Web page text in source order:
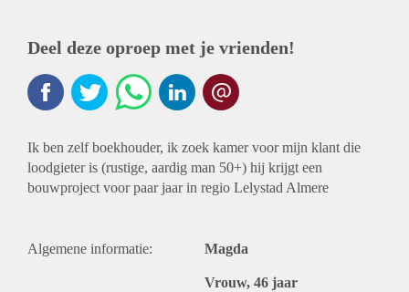
Deel deze oproep met je vrienden!
Ik ben zelf boekhouder, ik zoek kamer voor mijn klant die
loodgieter is (rustige, aardig man 50+) hij krijgt een
bouwproject voor paar jaar in regio Lelystad Almere
Algemene informatie: Magda
Vrouw, 46 jaar